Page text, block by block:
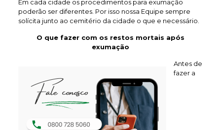
Em cada cidade os procedimentos para exumação
poderão ser diferentes. Por isso nossa Equipe sempre
solícita junto ao cemitério da cidade o que e necessário.
O que fazer com os restos mortais após
exumação
Antes de
fazer a